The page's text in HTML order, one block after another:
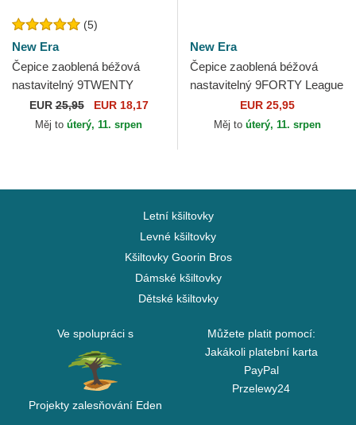
(5)
New Era
Čepice zaoblená béžová
nastavitelný 9TWENTY
League Essential Los
Angeles Dodgers MLB New
EUR25,95 EUR 18,17
Měj to úterý, 11. srpen
New Era
Čepice zaoblená béžová
nastavitelný 9FORTY League
Essential New York Yankees
MLB New Era
EUR 25,95
Měj to úterý, 11. srpen
Letní kšiltovky
Levné kšiltovky
Kšiltovky Goorin Bros
Dámské kšiltovky
Dětské kšiltovky
Ve spolupráci s
Projekty zalesňování Eden
Můžete platit pomocí:
Jakákoli platební karta
PayPal
Przelewy24